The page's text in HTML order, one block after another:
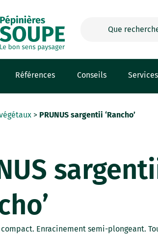
Références Conseils
> PRUNUS sargentii ‘Rancho’
Enracinement semi-plongeant.